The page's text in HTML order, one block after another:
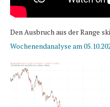
Den Ausbruch aus der Range
Wochenendanalyse am